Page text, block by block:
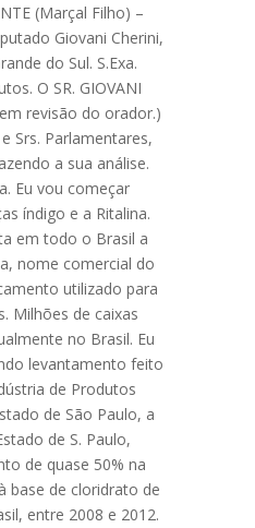
(Marçal Filho) –
Giovani Cherini,
do Sul. S.Exa.
O SR. GIOVANI
revisão do orador.)
Srs. Parlamentares,
a sua análise.
Eu vou começar
índigo e a Ritalina.
em todo o Brasil a
nome comercial do
utilizado para
Milhões de caixas
no Brasil. Eu
levantamento feito
de Produtos
de São Paulo, a
de S. Paulo,
de quase 50% na
base de cloridrato de
entre 2008 e 2012.